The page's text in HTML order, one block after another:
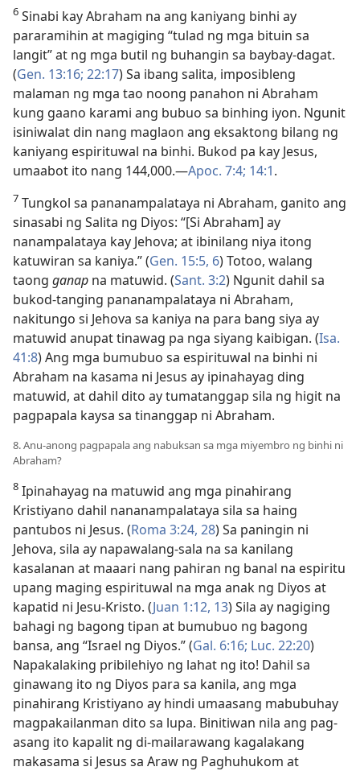
6 Sinabi kay Abraham na ang kaniyang binhi ay
pararamihin at magiging “tulad ng mga bituin sa
langit” at ng mga butil ng buhangin sa baybay-dagat.
(Gen. 13:16; 22:17) Sa ibang salita, imposibleng
malaman ng mga tao noong panahon ni Abraham
kung gaano karami ang bubuo sa binhing iyon. Ngunit
isiniwalat din nang maglaon ang eksaktong bilang ng
kaniyang espirituwal na binhi. Bukod pa kay Jesus,
umaabot ito nang 144,000.​—Apoc. 7:4; 14:1.
7 Tungkol sa pananampalataya ni Abraham, ganito ang
sinasabi ng Salita ng Diyos: “[Si Abraham] ay
nanampalataya kay Jehova; at ibinilang niya itong
katuwiran sa kaniya.” (Gen. 15:5, 6) Totoo, walang
taong ganap na matuwid. (Sant. 3:2) Ngunit dahil sa
bukod-tanging pananampalataya ni Abraham,
nakitungo si Jehova sa kaniya na para bang siya ay
matuwid anupat tinawag pa nga siyang kaibigan. (Isa.
41:8) Ang mga bumubuo sa espirituwal na binhi ni
Abraham na kasama ni Jesus ay ipinahayag ding
matuwid, at dahil dito ay tumatanggap sila ng higit na
pagpapala kaysa sa tinanggap ni Abraham.
8. Anu-anong pagpapala ang nabuksan sa mga miyembro ng binhi ni
Abraham?
8 Ipinahayag na matuwid ang mga pinahirang
Kristiyano dahil nananampalataya sila sa haing
pantubos ni Jesus. (Roma 3:24, 28) Sa paningin ni
Jehova, sila ay napawalang-sala na sa kanilang
kasalanan at maaari nang pahiran ng banal na espiritu
upang maging espirituwal na mga anak ng Diyos at
kapatid ni Jesu-Kristo. (Juan 1:12, 13) Sila ay nagiging
bahagi ng bagong tipan at bumubuo ng bagong
bansa, ang “Israel ng Diyos.” (Gal. 6:16; Luc. 22:20)
Napakalaking pribilehiyo ng lahat ng ito! Dahil sa
ginawang ito ng Diyos para sa kanila, ang mga
pinahirang Kristiyano ay hindi umaasang mabubuhay
magpakailanman dito sa lupa. Binitiwan nila ang pag-
asang ito kapalit ng di-mailarawang kagalakang
makasama si Jesus sa Araw ng Paghuhukom at